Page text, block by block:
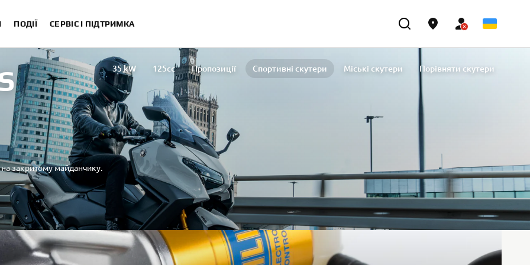
ПОДІЇ СЕРВІС І ПІДТРИМКА
35 kW 125cc Пропозиції Спортивні скутери Міські скутери Порівняти скутери
закритому майданчику.